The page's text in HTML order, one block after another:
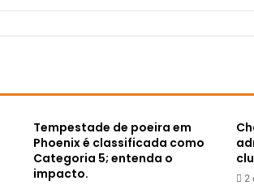
Tempestade de poeira em
Phoenix é classificada como
Categoria 5; entenda o
impacto.
2